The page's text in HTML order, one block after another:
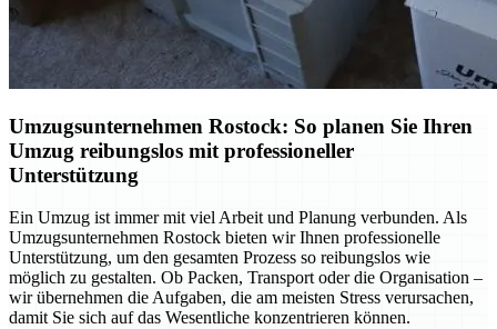
Umzugsunternehmen Rostock: So planen Sie Ihren
Umzug reibungslos mit professioneller
Unterstützung
Ein Umzug ist immer mit viel Arbeit und Planung verbunden. Als
Umzugsunternehmen Rostock bieten wir Ihnen professionelle
Unterstützung, um den gesamten Prozess so reibungslos wie
möglich zu gestalten. Ob Packen, Transport oder die Organisation –
wir übernehmen die Aufgaben, die am meisten Stress verursachen,
damit Sie sich auf das Wesentliche konzentrieren können.